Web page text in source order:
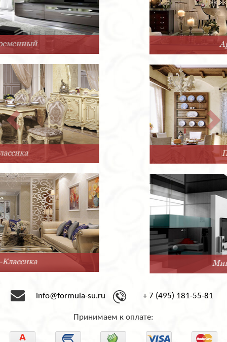
info@formula-su.ru + 7 (495) 181-55-81
Принимаем к оплате: